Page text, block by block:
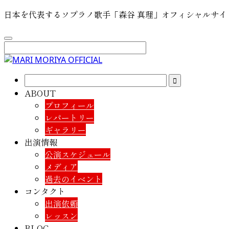
日本を代表するソプラノ歌手「森谷 真理」オフィシャルサ
ABOUT
プロフィール
レパートリー
ギャラリー
出演情報
公演スケジュール
メディア
過去のイベント
コンタクト
出演依頼
レッスン